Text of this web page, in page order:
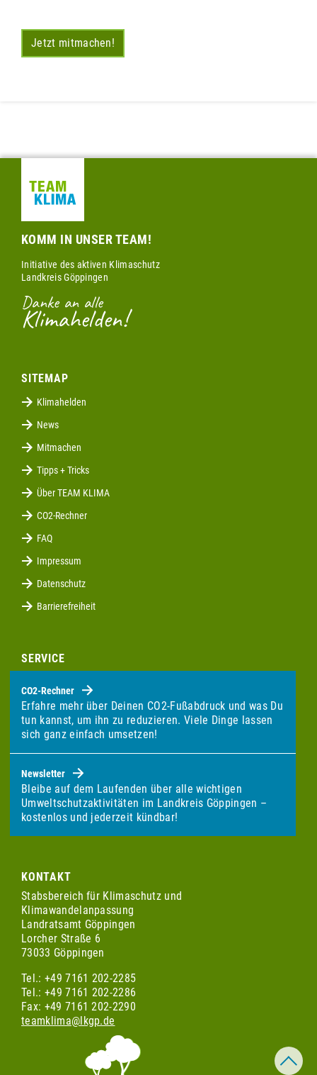
Jetzt mitmachen!
KOMM IN UNSER TEAM!
Initiative des aktiven Klimaschutz
Landkreis Göppingen
Danke an alle
Klimahelden!
SITEMAP
Klimahelden
News
Mitmachen
Tipps + Tricks
Über TEAM KLIMA
CO2-Rechner
FAQ
Impressum
Datenschutz
Barrierefreiheit
SERVICE
CO2-Rechner
Erfahre mehr über Deinen CO2-Fußabdruck und was Du
tun kannst, um ihn zu reduzieren. Viele Dinge lassen
sich ganz einfach umsetzen!
Newsletter
Bleibe auf dem Laufenden über alle wichtigen
Umweltschutzaktivitäten im Landkreis Göppingen –
kostenlos und jederzeit kündbar!
KONTAKT
Stabsbereich für Klimaschutz und
Klimawandelanpassung
Landratsamt Göppingen
Lorcher Straße 6
73033 Göppingen
Tel.: +49 7161 202-2285
Tel.: +49 7161 202-2286
Fax: +49 7161 202-2290
teamklima@lkgp.de